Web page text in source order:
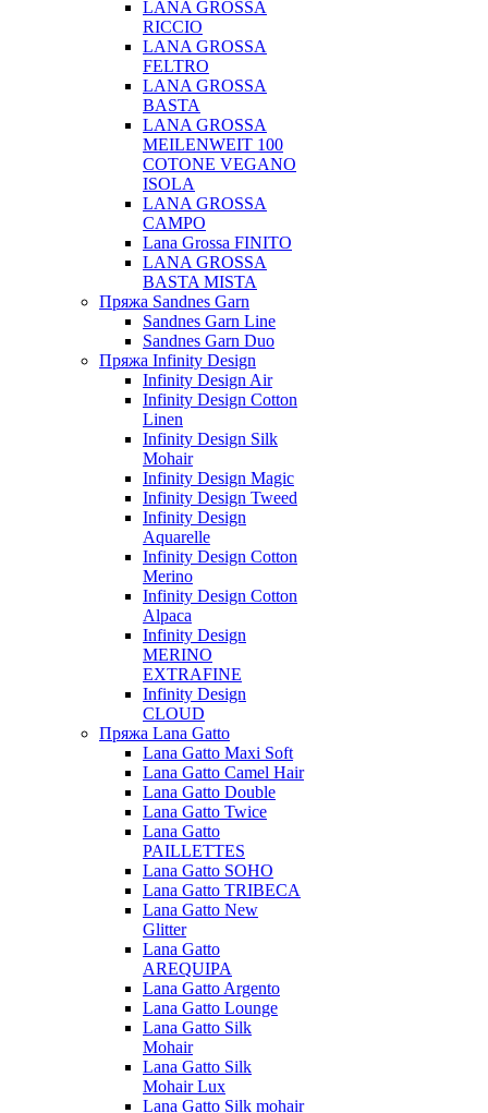
LANA GROSSA
RICCIO
LANA GROSSA
FELTRO
LANA GROSSA
BASTA
LANA GROSSA
MEILENWEIT 100
COTONE VEGANO
ISOLA
LANA GROSSA
CAMPO
Lana Grossa FINITO
LANA GROSSA
BASTA MISTA
Пряжа Sandnes Garn
Sandnes Garn Line
Sandnes Garn Duo
Пряжа Infinity Design
Infinity Design Air
Infinity Design Cotton
Linen
Infinity Design Silk
Mohair
Infinity Design Magic
Infinity Design Tweed
Infinity Design
Aquarelle
Infinity Design Cotton
Merino
Infinity Design Cotton
Alpaca
Infinity Design
MERINO
EXTRAFINE
Infinity Design
CLOUD
Пряжа Lana Gatto
Lana Gatto Maxi Soft
Lana Gatto Camel Hair
Lana Gatto Double
Lana Gatto Twice
Lana Gatto
PAILLETTES
Lana Gatto SOHO
Lana Gatto TRIBECA
Lana Gatto New
Glitter
Lana Gatto
AREQUIPA
Lana Gatto Argento
Lana Gatto Lounge
Lana Gatto Silk
Mohair
Lana Gatto Silk
Mohair Lux
Lana Gatto Silk mohair